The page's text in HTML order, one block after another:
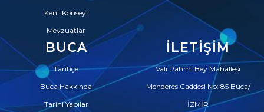
Kent Konseyi
Mevzuatlar
BUCA
Tarihçe
Buca Hakkında
Tarihi Yapılar
İLETIŞIM
Vali Rahmi Bey Mahallesi
Menderes Caddesi No: 85 Buca/
İZMİR